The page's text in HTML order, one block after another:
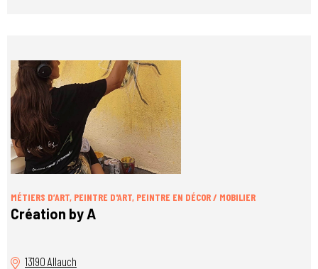
MÉTIERS D’ART, PEINTRE D'ART, PEINTRE EN DÉCOR / MOBILIER
Création by A
13190 Allauch